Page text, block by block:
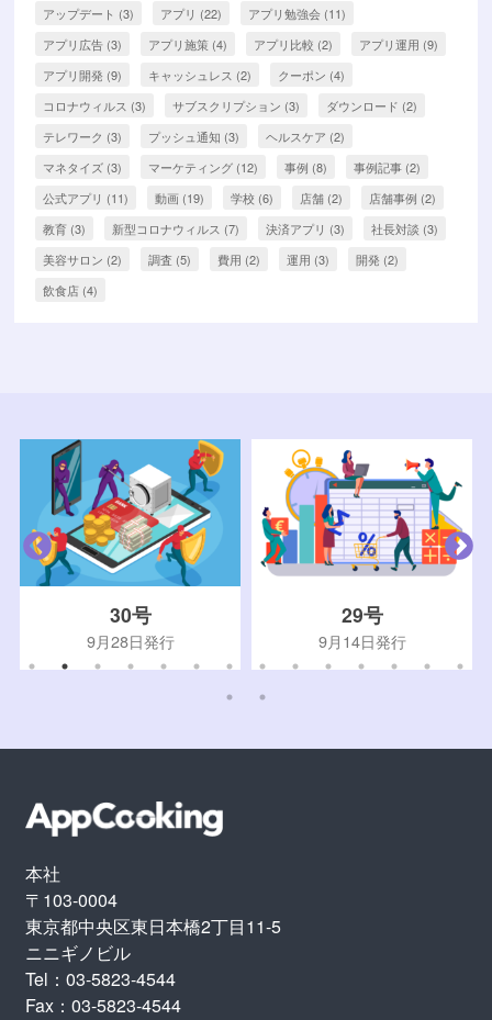
アップデート (3) アプリ (22) アプリ勉強会 (11)
アプリ広告 (3) アプリ施策 (4) アプリ比較 (2) アプリ運用 (9)
アプリ開発 (9) キャッシュレス (2) クーポン (4)
コロナウィルス (3) サブスクリプション (3) ダウンロード (2)
テレワーク (3) プッシュ通知 (3) ヘルスケア (2)
マネタイズ (3) マーケティング (12) 事例 (8) 事例記事 (2)
公式アプリ (11) 動画 (19) 学校 (6) 店舗 (2) 店舗事例 (2)
教育 (3) 新型コロナウィルス (7) 決済アプリ (3) 社長対談 (3)
美容サロン (2) 調査 (5) 費用 (2) 運用 (3) 開発 (2)
飲食店 (4)
30号
9月28日発行
29号
9月14日発行
本社
〒103-0004
東京都中央区東日本橋2丁目11-5
ニニギノビル
Tel：03-5823-4544
Fax：03-5823-4544